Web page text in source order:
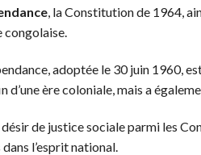
, la Constitution de 1964,
congolaise.
adoptée le 30 juin 1960,
d’une ère coloniale, mais a
de justice sociale parmi les
l’esprit national.